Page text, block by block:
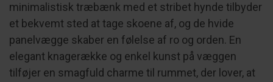
minimalistisk træbænk med et stribet hynde tilbyder
et bekvemt sted at tage skoene af, og de hvide
panelvægge skaber en følelse af ro og orden. En
elegant knagerække og enkel kunst på væggen
tilføjer en smagfuld charme til rummet, der lover, at